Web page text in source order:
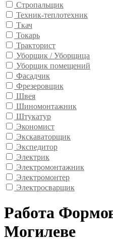
Стропальщик
Техник-теплотехник
Ткач
Токарь
Тракторист
Уборщик / Уборщица
Уборщик помещений
Фасадчик
Фрезеровщик
Швея
Шиномонтажник
Штукатур
Экономист
Экскаваторщик
Экспедитор
Электрик
Электромонтажник
Электромонтер
Электросварщик
Работа
Могилеве